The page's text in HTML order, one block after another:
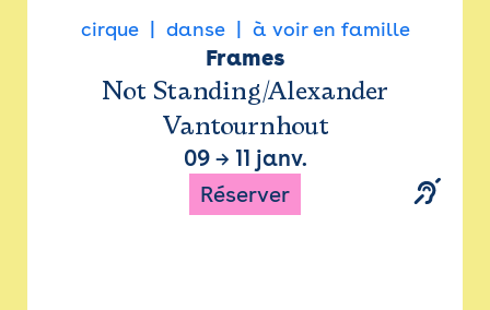
cirque danse à voir en famille
Frames
Not Standing/Alexander
Vantournhout
09→ 11 janv.
Réserver